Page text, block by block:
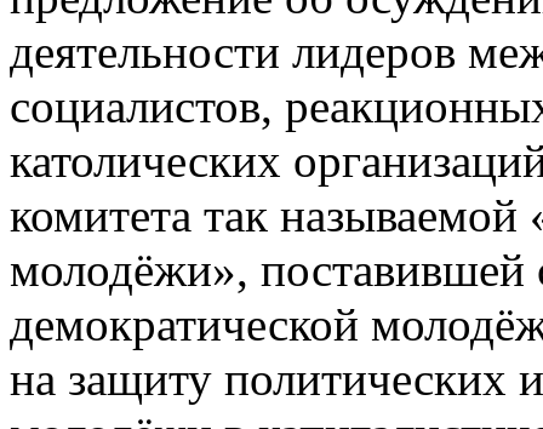
деятельности лидеров
социалистов,
католических
комитета так
молодёжи», поставившей
демократической
на защиту политических